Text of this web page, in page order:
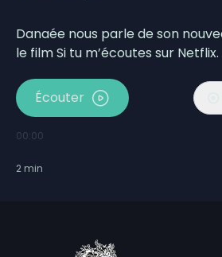
Danaée nous parle de son
le film Si tu m’écoutes sur Netflix.
Écouter
00:00
2 min